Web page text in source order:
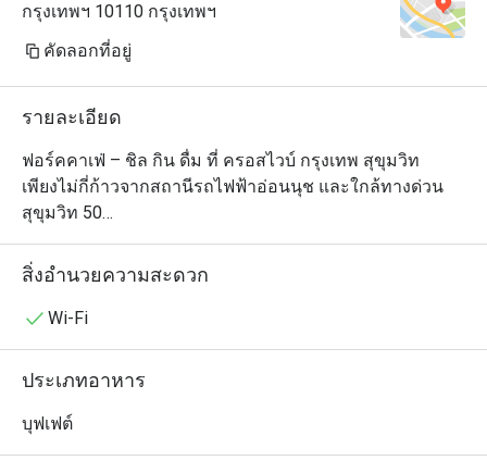
กรุงเทพฯ 10110 กรุงเทพฯ
คัดลอกที่อยู่
รายละเอียด
ฟอร์คคาเฟ่ – ชิล กิน ดื่ม ที่ ครอสไวบ์ กรุงเทพ สุขุมวิท
เพียงไม่กี่ก้าวจากสถานีรถไฟฟ้าอ่อนนุช และใกล้ทางด่วน
สุขุมวิท 50
ฟอร์คคาเฟ่ คือจุดนัดพบสุดชิลภายในโรงแรม ครอสไวบ์
กรุงเทพ สุขุมวิท
ตะวันตก
จับคู่กับเครื่องดื่มสดชื่น รายการไวน์ที่คัดสรรมาอย่างดี
สำหรับครอบครัว
สิ่งอำนวยความสะดวก
Wi-Fi
ประเภทอาหาร
บุฟเฟต์